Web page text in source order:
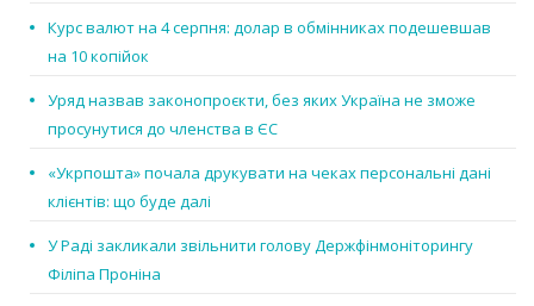
Курс валют на 4 серпня: долар в обмінниках подешевшав
на 10 копійок
Уряд назвав законопроєкти, без яких Україна не зможе
просунутися до членства в ЄС
«Укрпошта» почала друкувати на чеках персональні дані
клієнтів: що буде далі
У Раді закликали звільнити голову Держфінмоніторингу
Філіпа Проніна